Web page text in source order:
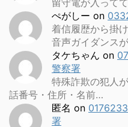
留守電が入って
ぺがしー on
着信履歴から掛
音声ガイダンス
タケちゃん on
警察署
特殊詐欺の犯人
話番号・住所・名前…
匿名 on
署